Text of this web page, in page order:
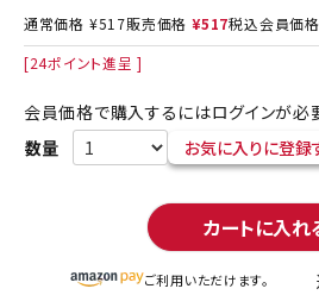
通常価格 ¥517販売価格 ¥517税込会員価格
[24ポイント進呈 ]
会員価格で購入するにはログインが必
お気に入りに登録
カートに入れ
ご利用いただけます。